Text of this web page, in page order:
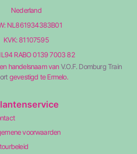
Nederland
NL861934383B01
KVK: 81107595
RABO 0139 7003 82
handelsnaam van V.O.F. Domburg Train
gevestigd te Ermelo.
voorwaarden